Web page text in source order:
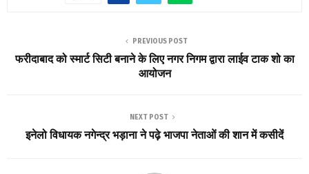
PREVIOUS POST
फरीदाबाद को स्मार्ट सिटी बनाने के लिए नगर निगम द्वारा लाईव टाक शो का
आयोजन
NEXT POST
इनेलो विधायक नगेन्द्र भड़ाना ने पढ़े भाजपा नेताओं की शान में कसीदें